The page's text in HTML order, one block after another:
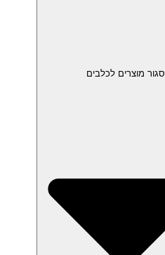
סגור מוצרים לכלבים